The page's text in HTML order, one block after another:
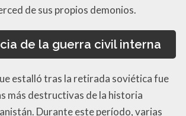
de sus propios demonios.
de la guerra civil interna
estalló tras la retirada soviética fue
más destructivas de la historia
Durante este período, varias